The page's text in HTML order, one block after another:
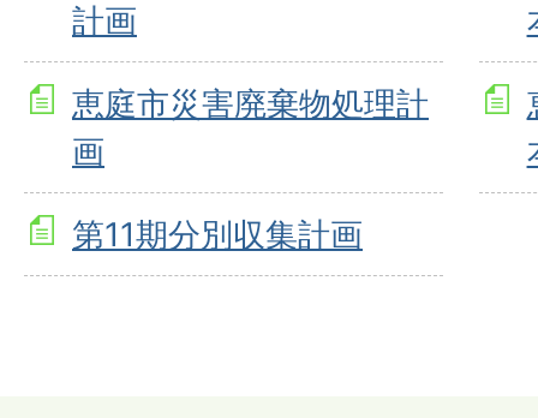
計画
恵庭市災害廃棄物処理計
画
第11期分別収集計画